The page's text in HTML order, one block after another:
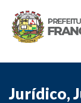
Jurídico,